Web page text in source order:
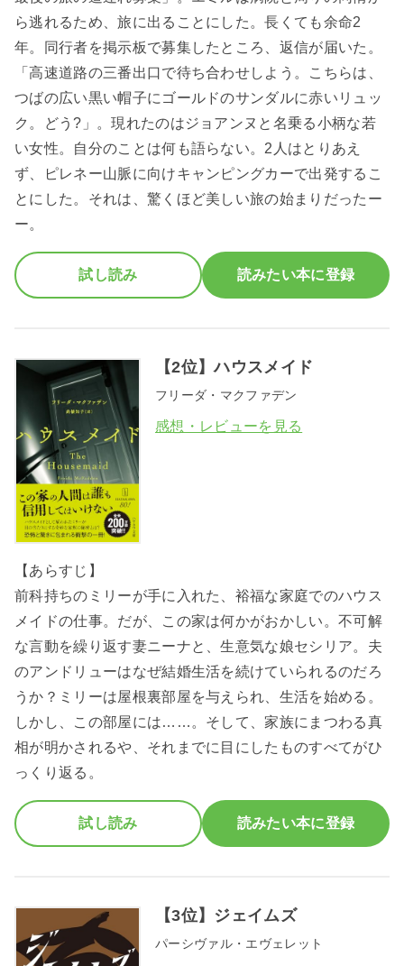
ら逃れるため、旅に出ることにした。長くても余命2
年。同行者を掲示板で募集したところ、返信が届いた。
「高速道路の三番出口で待ち合わせしよう。こちらは、
つばの広い黒い帽子にゴールドのサンダルに赤いリュッ
ク。どう?」。現れたのはジョアンヌと名乗る小柄な若
い女性。自分のことは何も語らない。2人はとりあえ
ず、ピレネー山脈に向けキャンピングカーで出発するこ
とにした。それは、驚くほど美しい旅の始まりだったー
ー。
試し読み 読みたい本に登録
【2位】ハウスメイド
フリーダ・マクファデン
感想・レビューを見る
【あらすじ】
前科持ちのミリーが手に入れた、裕福な家庭でのハウス
メイドの仕事。だが、この家は何かがおかしい。不可解
な言動を繰り返す妻ニーナと、生意気な娘セシリア。夫
のアンドリューはなぜ結婚生活を続けていられるのだろ
うか？ミリーは屋根裏部屋を与えられ、生活を始める。
しかし、この部屋には……。そして、家族にまつわる真
相が明かされるや、それまでに目にしたものすべてがひ
っくり返る。
試し読み 読みたい本に登録
【3位】ジェイムズ
パーシヴァル・エヴェレット